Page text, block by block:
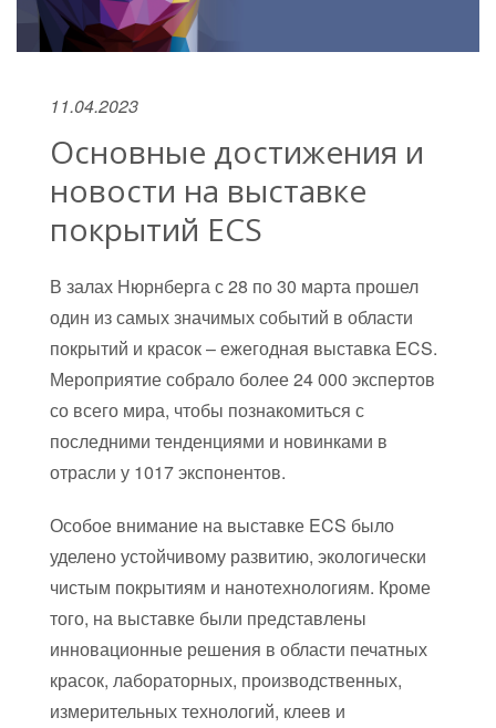
11.04.2023
Основные достижения и
новости на выставке
покрытий ECS
В залах Нюрнберга с 28 по 30 марта прошел
один из самых значимых событий в области
покрытий и красок – ежегодная выставка ECS.
Мероприятие собрало более 24 000 экспертов
со всего мира, чтобы познакомиться с
последними тенденциями и новинками в
отрасли у 1017 экспонентов.
Особое внимание на выставке ECS было
уделено устойчивому развитию, экологически
чистым покрытиям и нанотехнологиям. Кроме
того, на выставке были представлены
инновационные решения в области печатных
красок, лабораторных, производственных,
измерительных технологий, клеев и